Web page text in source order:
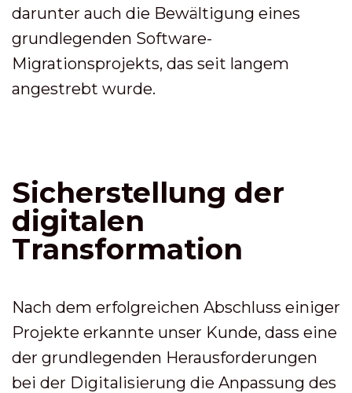
darunter auch die Bewältigung eines
grundlegenden Software-
Migrationsprojekts, das seit langem
angestrebt wurde.
Sicherstellung der
digitalen
Transformation
Nach dem erfolgreichen Abschluss einiger
Projekte erkannte unser Kunde, dass eine
der grundlegenden Herausforderungen
bei der Digitalisierung die Anpassung des